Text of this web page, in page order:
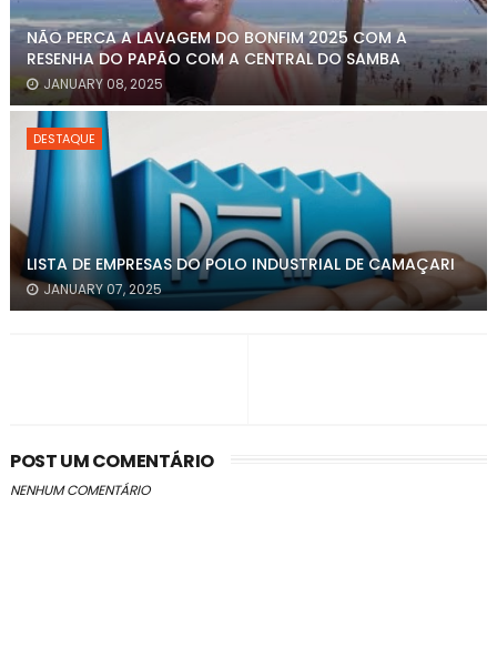
NÃO PERCA A LAVAGEM DO BONFIM 2025 COM A
RESENHA DO PAPÃO COM A CENTRAL DO SAMBA
JANUARY 08, 2025
DESTAQUE
LISTA DE EMPRESAS DO POLO INDUSTRIAL DE CAMAÇARI
JANUARY 07, 2025
POST UM COMENTÁRIO
NENHUM COMENTÁRIO